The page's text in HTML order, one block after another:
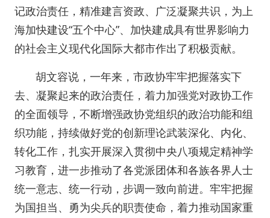
记政治责任，精准建言资政、广泛凝聚共识，为上
海加快建设“五个中心”、加快建成具有世界影响力
的社会主义现代化国际大都市作出了积极贡献。
胡文容说，一年来，市政协牢牢把握落实下
去、凝聚起来的政治责任，着力加强党对政协工作
的全面领导，不断增强政协党组织的政治功能和组
织功能，持续做好党的创新理论武装深化、内化、
转化工作，扎实开展深入贯彻中央八项规定精神学
习教育，进一步推动了各党派团体和各族各界人士
统一意志、统一行动，步调一致向前进。牢牢把握
为国担当、勇为尖兵的职责使命，着力推动国家重